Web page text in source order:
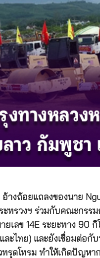
างถ้อยแถลงของนาย
ทรวงฯ ร่วมกับคณะกรร
เลข 14E ระยะทาง 90
ะไทย) และยังเชื่อมต่อกั
รุดโทรม ทำให้เกิดปัญหา